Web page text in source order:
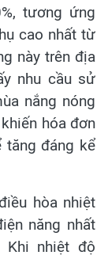
tương ứng
cao nhất từ
này trên địa
nhu cầu sử
nắng nóng
hóa đơn
tăng đáng kể
hòa nhiệt
năng nhất
nhiệt độ